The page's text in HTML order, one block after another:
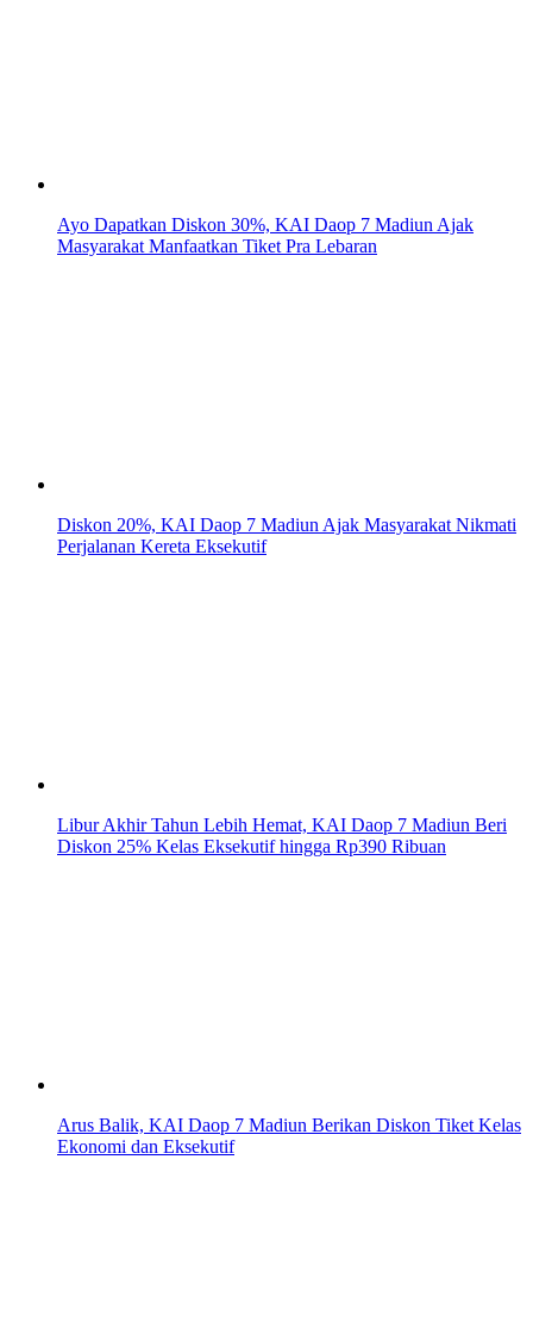
Ayo Dapatkan Diskon 30%, KAI Daop 7 Madiun Ajak
Masyarakat Manfaatkan Tiket Pra Lebaran
Diskon 20%, KAI Daop 7 Madiun Ajak Masyarakat Nikmati
Perjalanan Kereta Eksekutif
Libur Akhir Tahun Lebih Hemat, KAI Daop 7 Madiun Beri
Diskon 25% Kelas Eksekutif hingga Rp390 Ribuan
Arus Balik, KAI Daop 7 Madiun Berikan Diskon Tiket Kelas
Ekonomi dan Eksekutif